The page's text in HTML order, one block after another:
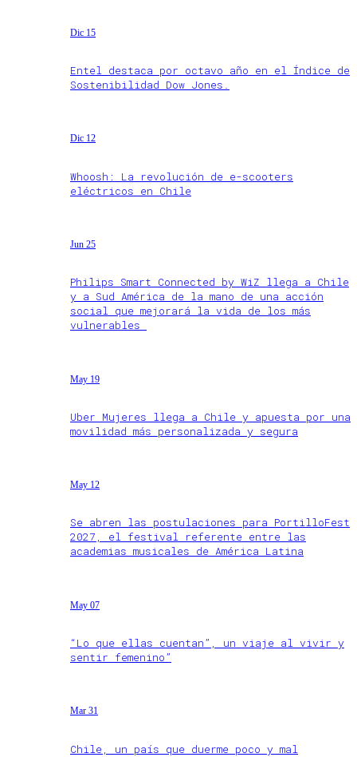
Dic 15
Entel destaca por octavo año en el Índice de
Sostenibilidad Dow Jones.
Dic 12
Whoosh: La revolución de e-scooters
eléctricos en Chile
Jun 25
Philips Smart Connected by WiZ llega a Chile
y a Sud América de la mano de una acción
social que mejorará la vida de los más
vulnerables
May 19
Uber Mujeres llega a Chile y apuesta por una
movilidad más personalizada y segura
May 12
Se abren las postulaciones para PortilloFest
2027, el festival referente entre las
academias musicales de América Latina
May 07
“Lo que ellas cuentan”, un viaje al vivir y
sentir femenino”
Mar 31
Chile, un país que duerme poco y mal